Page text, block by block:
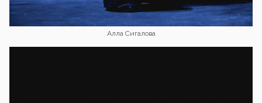
Алла Сигалова